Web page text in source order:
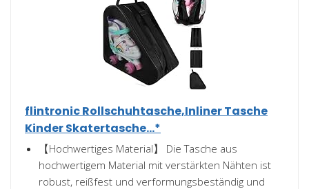
flintronic Rollschuhtasche,Inliner Tasche
Kinder Skatertasche...*
【Hochwertiges Material】 Die Tasche aus
hochwertigem Material mit verstärkten Nähten ist
robust, reißfest und verformungsbeständig und